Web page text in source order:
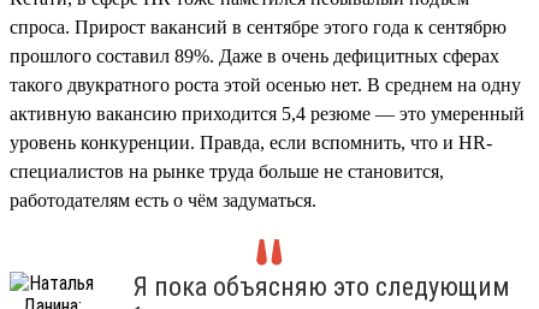
спроса. Прирост вакансий в сентябре этого года к сентябрю
прошлого составил 89%. Даже в очень дефицитных сферах
такого двукратного роста этой осенью нет. В среднем на одну
активную вакансию приходится 5,4 резюме — это умеренный
уровень конкуренции. Правда, если вспомнить, что и HR-
специалистов на рынке труда больше не становится,
работодателям есть о чём задуматься.
Я пока объясняю это следующим